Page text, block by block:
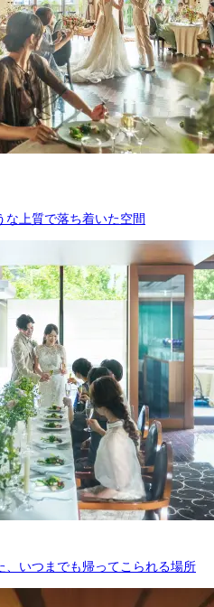
な上質で落ち着いた空間
いつまでも帰ってこられる場所